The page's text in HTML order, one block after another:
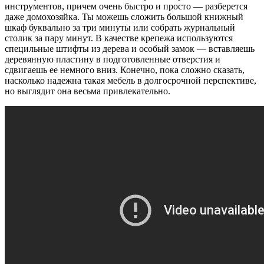
инструментов, причем очень быстро и просто — разберется
даже домохозяйка. Ты можешь сложить большой книжный
шкаф буквально за три минуты или собрать журнальный
столик за пару минут. В качестве крепежа используются
специльные штифты из дерева и особый замок — вставляешь
деревянную пластину в подготовленные отверстия и
сдвигаешь ее немного вниз. Конечно, пока сложно сказать,
насколько надежна такая мебель в долгосрочной перспективе,
но выглядит она весьма привлекательно.